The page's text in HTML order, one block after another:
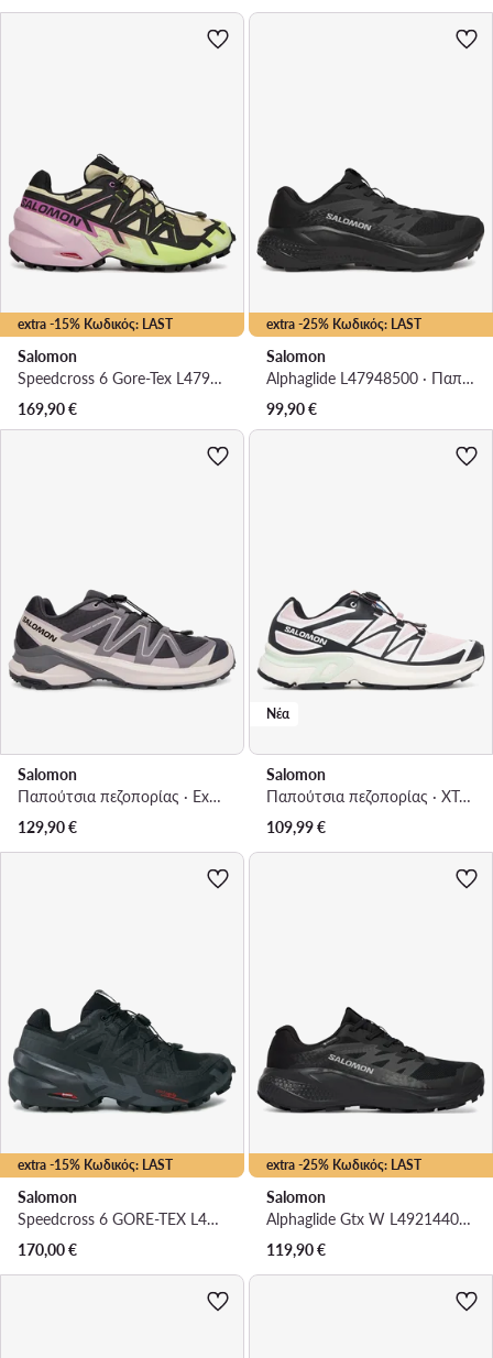
extra -15% Κωδικός: LAST
Salomon
Speedcross 6 Gore-Tex L47985700 · Παπούτσια για Τρέξιμο
169,90€
extra -25% Κωδικός: LAST
Salomon
Alphaglide L47948500 · Παπούτσια για Τρέξιμο
99,90€
Salomon
Παπούτσια πεζοπορίας · Examotion L47962200 · Γκρι
129,90€
Νέα
Salomon
Παπούτσια πεζοπορίας · XT-Evr L45415000 · Ανοιχτό ροζ
109,99€
extra -15% Κωδικός: LAST
Salomon
Speedcross 6 GORE-TEX L41743400 · Παπούτσια για Τρέξιμο
170,00€
extra -25% Κωδικός: LAST
Salomon
Alphaglide Gtx W L49214400 · Παπούτσια για Τρέξιμο
119,90€